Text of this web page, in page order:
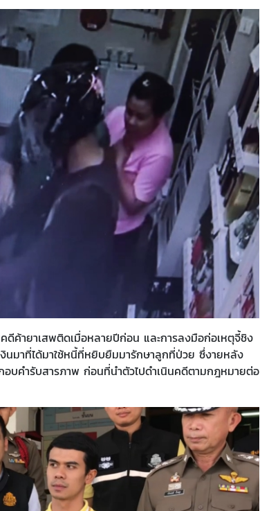
ดีค้ายาเสพติดเมื่อหลายปีก่อน และการลงมือก่อเหตุจี้ชิง
นมาที่ได้มาใช้หนี้ที่หยิบยืมมารักษาลูกที่ป่วย ซึ่งายหลัง
อบคำรับสารภาพ ก่อนที่นำตัวไปดำเนินคดีตามกฎหมายต่อ